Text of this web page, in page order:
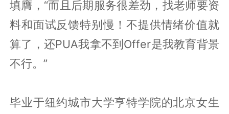
填膺，“而且后期服务很差劲，找老师要资
料和面试反馈特别慢！不提供情绪价值就
算了，还PUA我拿不到Offer是我教育背景
不行。”
毕业于纽约城市大学亨特学院的北京女生